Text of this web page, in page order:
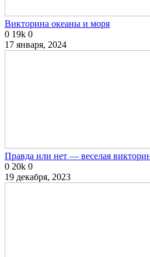
Викторина океаны и моря
0 19k 0
17 января, 2024
Правда или нет — веселая
0 20k 0
19 декабря, 2023